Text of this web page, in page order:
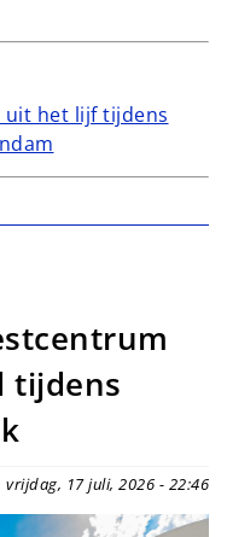
uit het lijf tijdens
tijdens
17 juli, 2026 - 22:46